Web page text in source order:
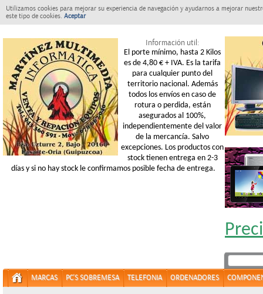
Utilizamos cookies para mejorar su experiencia de navegación y ayudarnos a mejorar
este tipo de cookies. Aceptar
Información util:
El porte mínimo, hasta 2 Kilos
es de 4,80 € + IVA. Es la tarifa
para cualquier punto del
territorio nacional. Además
todos los envíos en caso de
rotura o perdida, están
asegurados al 100%,
independientemente del valor
de la mercancía. Salvo
excepciones. Los productos con
stock tienen entrega en 2-3
días y si no hay stock le confirmamos posible fecha de entrega.
MARCAS PC'S SOBREMESA TELEFONIA ORDENADORES